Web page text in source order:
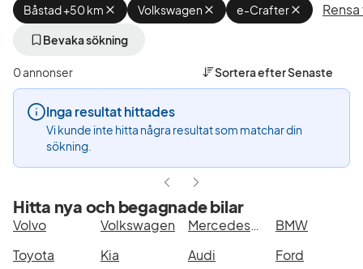
Båstad +50 km Ta
bort
aktivt
(Plats)
Volkswagen Ta
bort
Volkswagen
e-Crafter Ta
bort
e-
Bevaka sökning
0 annonser Sortera efterSenaste
Inga resultat hittades
Vi kunde inte hitta några resultat som matchar din
sökning.
Hitta nya och begagnade bilar
Volvo Volkswagen Mercedes-Benz
BMW
Toyota
Kia Audi
Ford